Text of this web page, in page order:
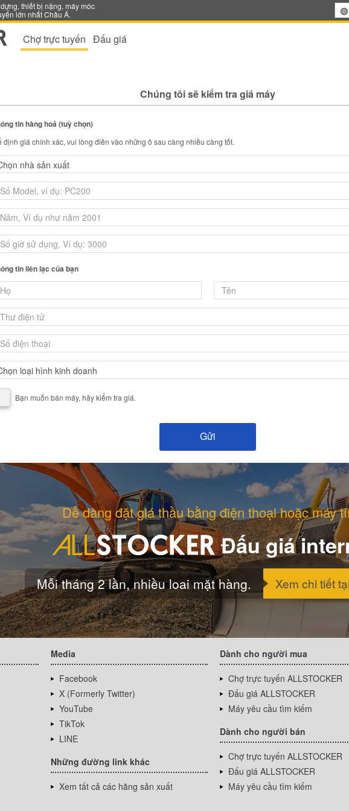
thiết bị nặng, máy móc
lớn nhất Châu Á.
Chợ trực tuyến Đấu giá
Chúng tôi sẽ kiểm tra giá máy
tin hàng hoá (tuỳ chọn)
định giá chính xác, vui lòng điền vào những ô sau càng nhiều càng tốt.
tin liên lạc của bạn
Bạn muốn bán máy, hãy kiểm tra giá.
Dễ dàng đặt giá thầu bằng điện thoại hoặc máy
Đấu giá
Mỗi tháng 2 lần, nhiều loai mặt hàng. Xem chi tiết
Media
Facebook
X (Formerly Twitter)
YouTube
TikTok
LINE
Những đường link khác
Xem tất cả các hãng sản xuất
Dành cho người mua
Chợ trực tuyến ALLSTOCKER
Đấu giá ALLSTOCKER
Máy yêu cầu tìm kiếm
Dành cho người bán
Chợ trực tuyến ALLSTOCKER
Đấu giá ALLSTOCKER
Máy yêu cầu tìm kiếm